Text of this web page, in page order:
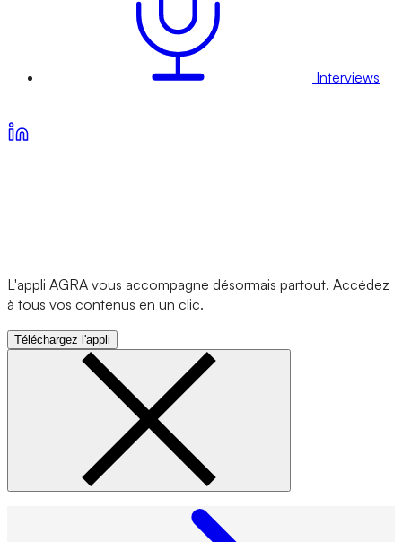
Interviews
L'appli AGRA vous accompagne désormais partout. Accédez
à tous vos contenus en un clic.
Téléchargez l'appli